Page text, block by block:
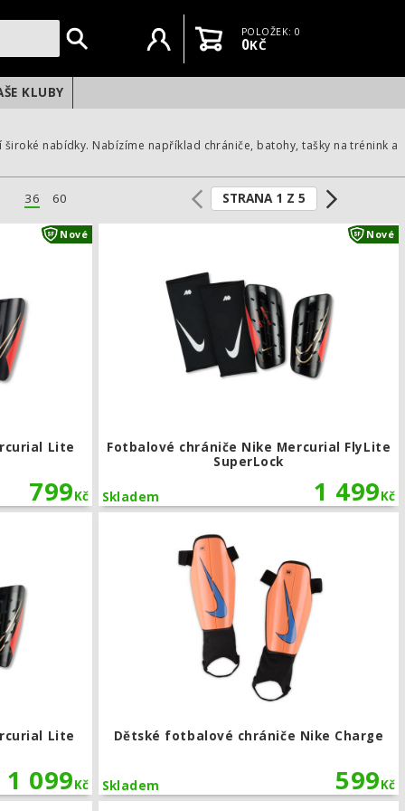
Uživatelský účet
KošíkPOLOŽEK: 0
0KČ
KLUBY
nabídky. Nabízíme například chrániče, batohy, tašky na trénink a
36 60 STRANA 1 Z 5
Lite
799Kč
Nové
Fotbalové chrániče Nike Mercurial FlyLite
SuperLock
1 499Kč
Skladem
Nové
Lite
1 099Kč
Dětské fotbalové chrániče Nike Charge
599Kč
Skladem